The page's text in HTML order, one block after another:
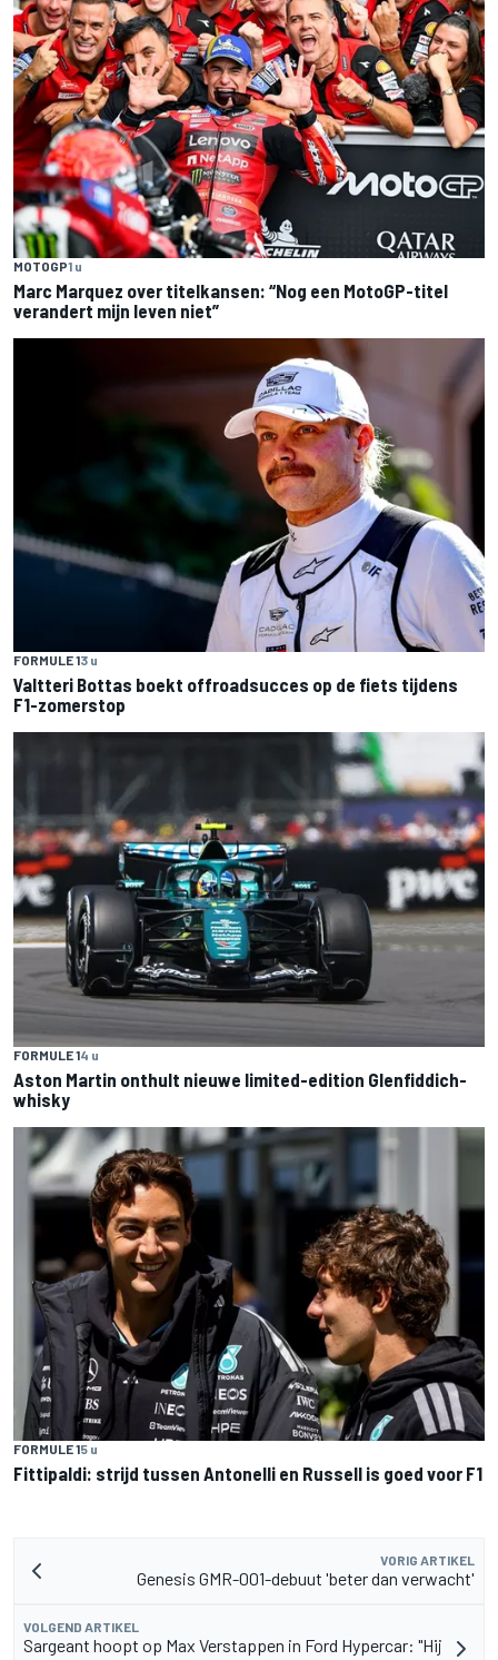
MOTOGP1 u
Marc Marquez over titelkansen: “Nog een MotoGP-titel
verandert mijn leven niet”
FORMULE 13 u
Valtteri Bottas boekt offroadsucces op de fiets tijdens
F1-zomerstop
FORMULE 14 u
Aston Martin onthult nieuwe limited-edition Glenfiddich-
whisky
FORMULE 15 u
Fittipaldi: strijd tussen Antonelli en Russell is goed voor F1
VORIG ARTIKEL
Genesis GMR-001-debuut 'beter dan verwacht'
VOLGEND ARTIKEL
Sargeant hoopt op Max Verstappen in Ford Hypercar: "Hij